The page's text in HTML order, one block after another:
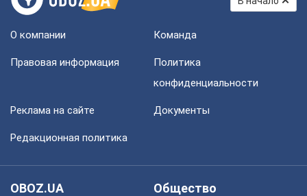
О компании Команда
Правовая информация
Политика
конфиденциальности
Реклама на сайте Документы
Редакционная политика
OBOZ.UA
Общество